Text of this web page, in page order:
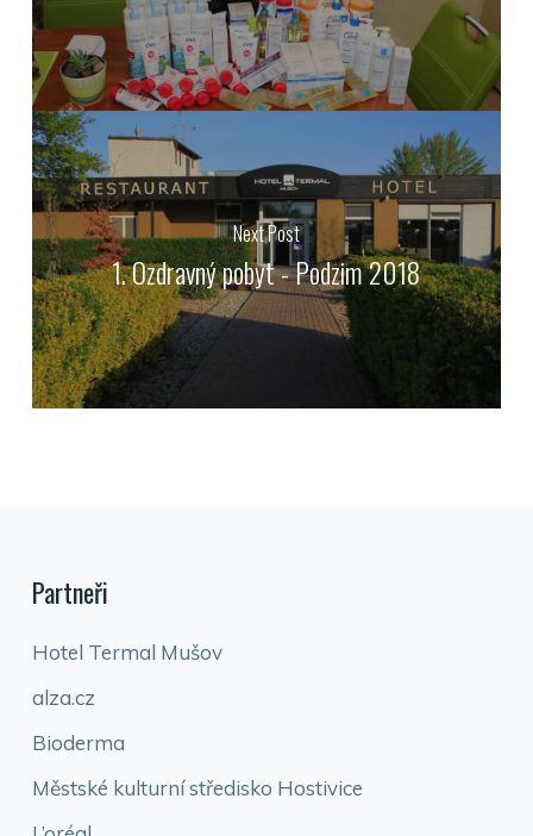
Next Post
1. Ozdravný pobyt - Podzim 2018
Partneři
Hotel Termal Mušov
alza.cz
Bioderma
Městské kulturní středisko Hostivice